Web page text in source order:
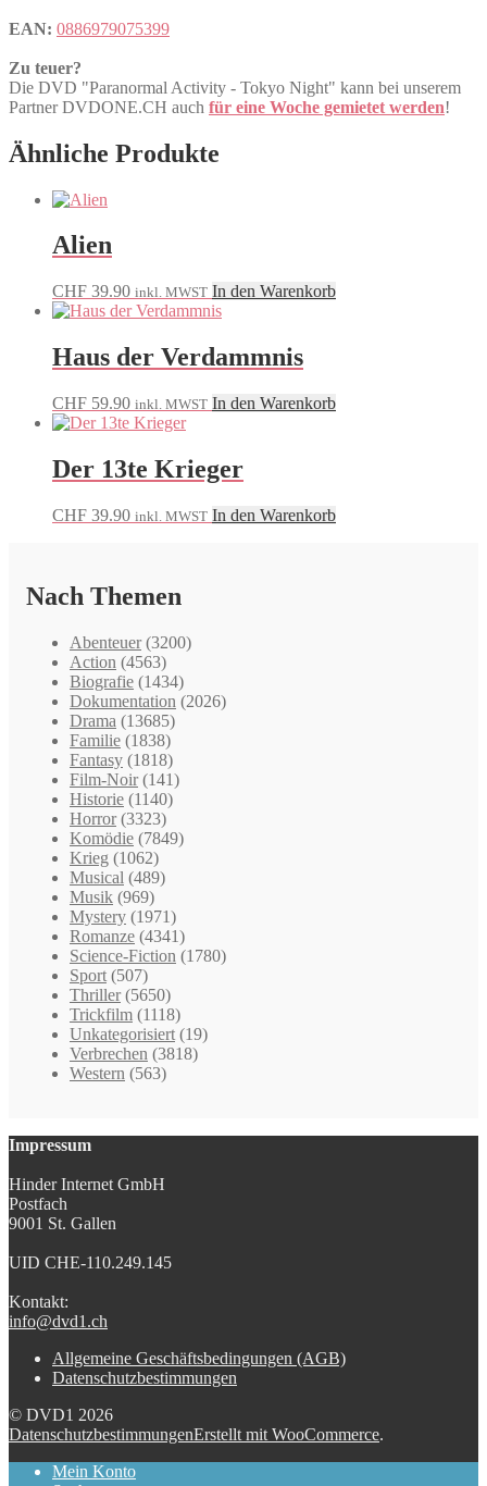
EAN: 0886979075399
Zu teuer?
Die DVD "Paranormal Activity - Tokyo Night" kann bei unserem
Partner DVDONE.CH auch für eine Woche gemietet werden!
Ähnliche Produkte
Alien
CHF 39.90 inkl. MWST In den Warenkorb
Haus der Verdammnis
CHF 59.90 inkl. MWST In den Warenkorb
Der 13te Krieger
CHF 39.90 inkl. MWST In den Warenkorb
Nach Themen
Abenteuer (3200)
Action (4563)
Biografie (1434)
Dokumentation (2026)
Drama (13685)
Familie (1838)
Fantasy (1818)
Film-Noir (141)
Historie (1140)
Horror (3323)
Komödie (7849)
Krieg (1062)
Musical (489)
Musik (969)
Mystery (1971)
Romanze (4341)
Science-Fiction (1780)
Sport (507)
Thriller (5650)
Trickfilm (1118)
Unkategorisiert (19)
Verbrechen (3818)
Western (563)
Impressum
Hinder Internet GmbH
Postfach
9001 St. Gallen
UID CHE-110.249.145
Kontakt:
info@dvd1.ch
Allgemeine Geschäftsbedingungen (AGB)
Datenschutzbestimmungen
© DVD1 2026
DatenschutzbestimmungenErstellt mit WooCommerce.
Mein Konto